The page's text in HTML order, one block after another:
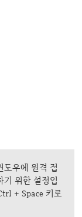
우에 원격 접
위한 설정입
+ Space 키로